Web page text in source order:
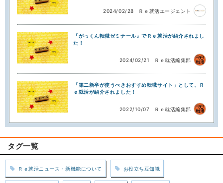
2024/02/28 Ｒｅ就活エージェント
『がっくん転職ゼミナール』でＲｅ就活が紹介されまし
た！
2024/02/21 Ｒｅ就活編集部
「第二新卒が使うべきおすすめ転職サイト」として、Ｒ
ｅ就活が紹介されました！
2022/10/07 Ｒｅ就活編集部
タグ一覧
Ｒｅ就活ニュース・新機能について お役立ち豆知識